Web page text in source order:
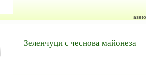
aseto
Зеленчуци с чеснова майонеза